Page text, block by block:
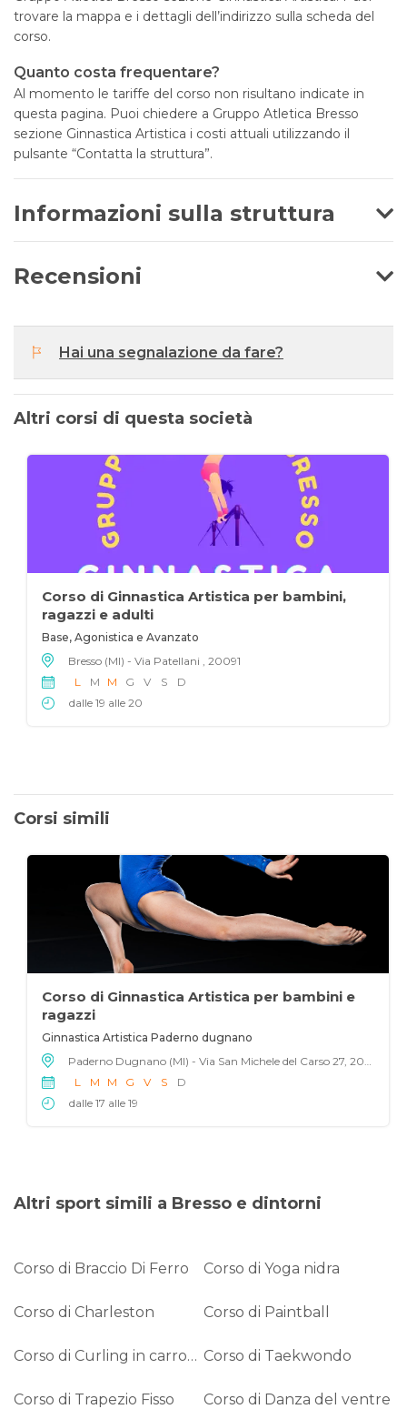
trovare la mappa e i dettagli dell’indirizzo sulla scheda del
corso.
Quanto costa frequentare?
Al momento le tariffe del corso non risultano indicate in
questa pagina. Puoi chiedere a Gruppo Atletica Bresso
sezione Ginnastica Artistica i costi attuali utilizzando il
pulsante “Contatta la struttura”.
Informazioni sulla struttura
Recensioni
Hai una segnalazione da fare?
Altri corsi di questa società
Corso di Ginnastica Artistica per bambini,
ragazzi e adulti
Base, Agonistica e Avanzato
Bresso (MI) - Via Patellani , 20091
L
M M G V S
D
dalle 19 alle 20
Corsi simili
Corso di Ginnastica Artistica per bambini e
ragazzi
Ginnastica Artistica Paderno dugnano
L
M M G V S
D
dalle 17 alle 19
Altri sport simili a Bresso e dintorni
Corso di Braccio Di Ferro Corso di Yoga nidra
Corso di Charleston Corso di Paintball
Corso di Curling in carrozzina Corso di Taekwondo
Corso di Trapezio Fisso Corso di Danza del ventre